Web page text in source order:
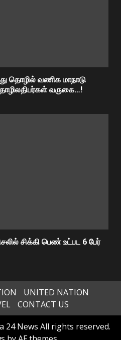
தொழில் வணிக மாநாடு
வருகை…!
சிக்கி பெண் உட்பட 6 பேர்
UNITED NATION
CONTACT US
24 News All rights reserved.